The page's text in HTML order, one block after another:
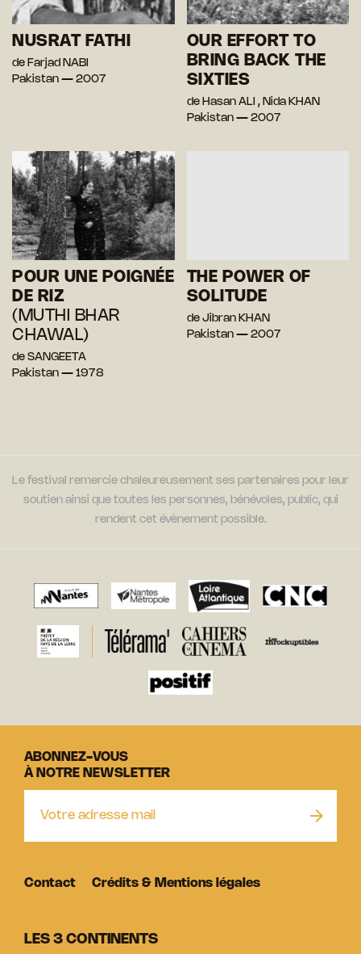
NUSRAT FATHI
de Farjad NABI
Pakistan — 2007
OUR EFFORT TO
BRING BACK THE
SIXTIES
de Hasan ALI , Nida KHAN
Pakistan — 2007
POUR UNE POIGNÉE
DE RIZ
(MUTHI BHAR
CHAWAL)
de SANGEETA
Pakistan — 1978
THE POWER OF
SOLITUDE
de Jibran KHAN
Pakistan — 2007
Le festival remercie chaleureusement ses partenaires pour leur
soutien ainsi que toutes les personnes, bénévoles, public, qui
rendent cet évènement possible.
LES 3 CONTINENTS
ABONNEZ-VOUS
À NOTRE NEWSLETTER
Contact Crédits & Mentions légales